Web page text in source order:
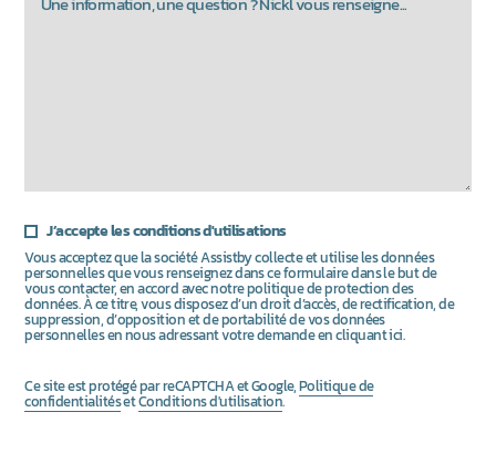
J’accepte les conditions d'utilisations
Vous acceptez que la société Assistby collecte et utilise les données
personnelles que vous renseignez dans ce formulaire dans le but de
vous contacter, en accord avec notre politique de protection des
données. À ce titre, vous disposez d’un droit d’accès, de rectification, de
suppression, d’opposition et de portabilité de vos données
personnelles en nous adressant votre demande en cliquant ici.
Ce site est protégé par reCAPTCHA et Google,Politique de
confidentialités(nouvel onglet)
etConditions d'utilisation(nouvel onglet)
.